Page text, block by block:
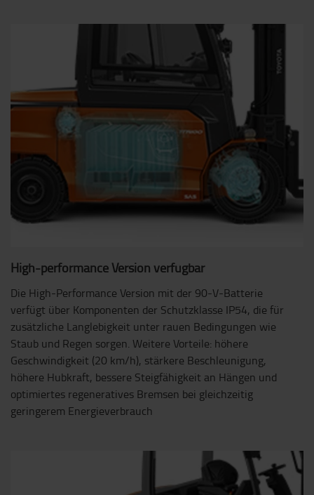
High-performance Version verfügbar
Die High-Performance Version mit der 90-V-Batterie
verfügt über Komponenten der Schutzklasse IP54, die für
zusätzliche Langlebigkeit unter rauen Bedingungen wie
Staub und Regen sorgen. Weitere Vorteile: höhere
Geschwindigkeit (20 km/h), stärkere Beschleunigung,
höhere Hubkraft, bessere Steigfähigkeit an Hängen und
optimiertes regeneratives Bremsen bei gleichzeitig
geringerem Energieverbrauch